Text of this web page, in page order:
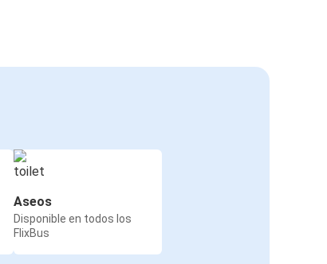
Aseos
Disponible en todos los
FlixBus